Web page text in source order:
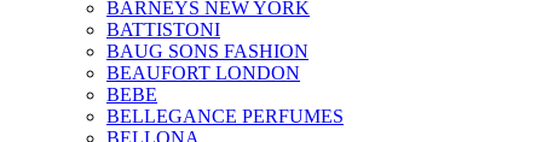
BARNEYS NEW YORK
BATTISTONI
BAUG SONS FASHION
BEAUFORT LONDON
BEBE
BELLEGANCE PERFUMES
BELLONA